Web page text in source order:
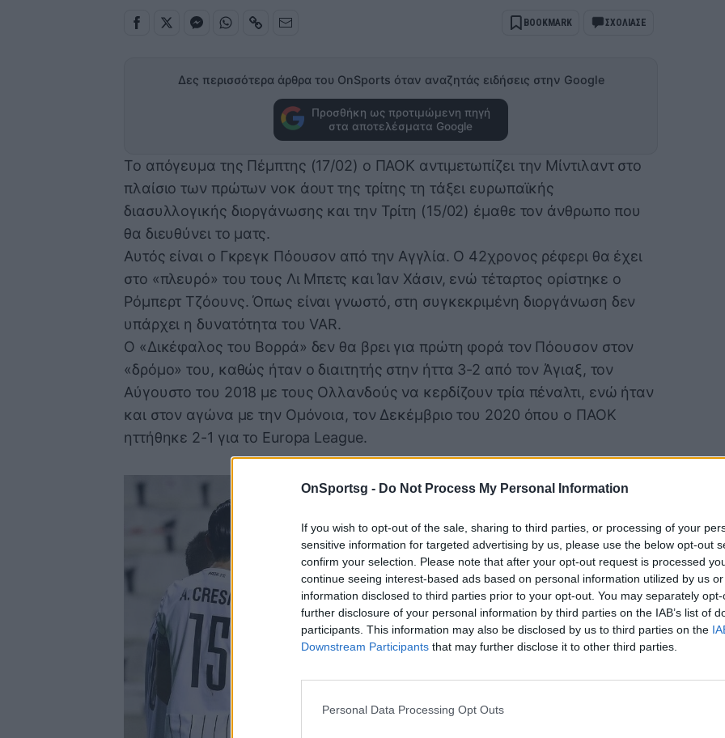
OnSportsg - Do Not Process My Personal Information
If you wish to opt-out of the sale, sharing to third parties, or processing of your
sensitive information for targeted advertising by us, please use the below opt-out
confirm your selection. Please note that after your opt-out request is processed
continue seeing interest-based ads based on personal information utilized by us
information disclosed to third parties prior to your opt-out. You may separately
further disclosure of your personal information by third parties on the IAB’s list of
participants. This information may also be disclosed by us to third parties on the
Downstream Participants that may further disclose it to other third parties.
Personal Data Processing Opt Outs
BOOKMARK ΣΧΟΛΙΑΣΕ
Δες περισσότερα άρθρα του OnSports όταν αναζητάς ειδήσεις στην Google
Προσθήκη ως προτιμώμενη πηγή
στα αποτελέσματα Google
Το απόγευμα της Πέμπτης (17/02) ο ΠΑΟΚ αντιμετωπίζει την Μίντιλαντ στο
πλαίσιο των πρώτων νοκ άουτ της τρίτης τη τάξει ευρωπαϊκής
διασυλλογικής διοργάνωσης και την Τρίτη (15/02) έμαθε τον άνθρωπο που
θα διευθύνει το ματς.
Αυτός είναι ο Γκρεγκ Πόουσον από την Αγγλία. Ο 42χρονος ρέφερι θα έχει
στο «πλευρό» του τους Λι Μπετς και Ίαν Χάσιν, ενώ τέταρτος ορίστηκε ο
Ρόμπερτ Τζόουνς. Όπως είναι γνωστό, στη συγκεκριμένη διοργάνωση δεν
υπάρχει η δυνατότητα του VAR.
Ο «Δικέφαλος του Βορρά» δεν θα βρει για πρώτη φορά τον Πόουσον στον
«δρόμο» του, καθώς ήταν ο διαιτητής στην ήττα 3-2 από τον Άγιαξ, τον
Αύγουστο του 2018 με τους Ολλανδούς να κερδίζουν τρία πέναλτι, ενώ ήταν
και στον αγώνα με την Ομόνοια, τον Δεκέμβριο του 2020 όπου ο ΠΑΟΚ
ηττήθηκε 2-1 για το Europa League.